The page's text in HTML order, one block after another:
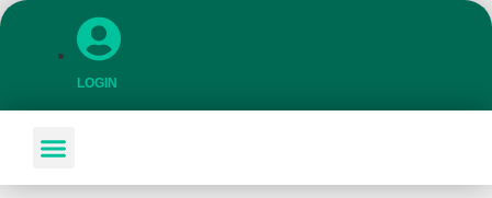
LOGIN